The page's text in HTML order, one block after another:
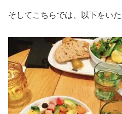
そしてこちらでは、以下をいた